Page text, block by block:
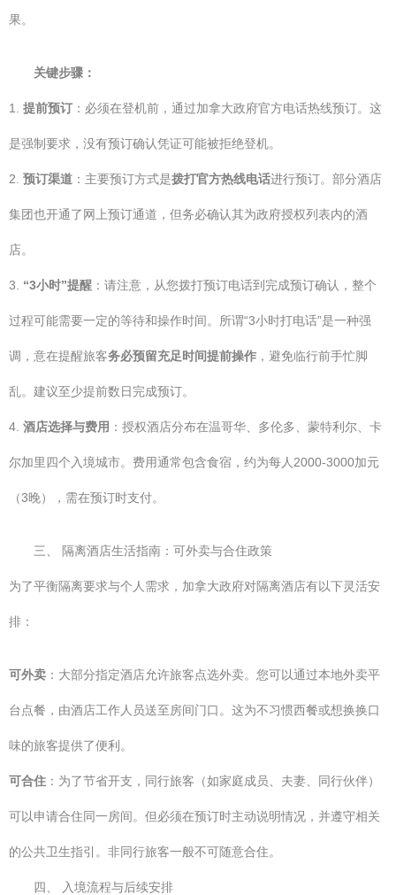
果。
关键步骤：
1. 提前预订 ：必须在登机前，通过加拿大政府官方电话热线预订。这
是强制要求，没有预订确认凭证可能被拒绝登机。
2. 预订渠道 ：主要预订方式是拨打官方热线电话进行预订。部分酒店
集团也开通了网上预订通道，但务必确认其为政府授权列表内的酒
店。
3. “3小时”提醒 ：请注意，从您拨打预订电话到完成预订确认，整个
过程可能需要一定的等待和操作时间。所谓“3小时打电话”是一种强
调，意在提醒旅客务必预留充足时间提前操作 ，避免临行前手忙脚
乱。建议至少提前数日完成预订。
4. 酒店选择与费用 ：授权酒店分布在温哥华、多伦多、蒙特利尔、卡
尔加里四个入境城市。费用通常包含食宿，约为每人2000-3000加元
（3晚），需在预订时支付。
三、 隔离酒店生活指南：可外卖与合住政策
为了平衡隔离要求与个人需求，加拿大政府对隔离酒店有以下灵活安
排：
可外卖 ：大部分指定酒店允许旅客点选外卖。您可以通过本地外卖平
台点餐，由酒店工作人员送至房间门口。这为不习惯西餐或想换换口
味的旅客提供了便利。
可合住 ：为了节省开支，同行旅客（如家庭成员、夫妻、同行伙伴）
可以申请合住同一房间。但必须在预订时主动说明情况，并遵守相关
的公共卫生指引。非同行旅客一般不可随意合住。
四、 入境流程与后续安排